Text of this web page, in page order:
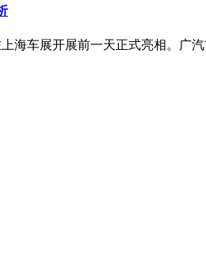
海车展开展前一天正式亮相。广